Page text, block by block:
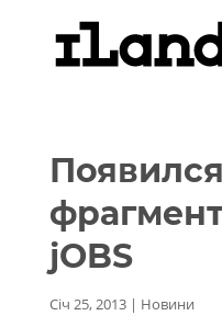
jOBS
Січ 25, 2013| Новини